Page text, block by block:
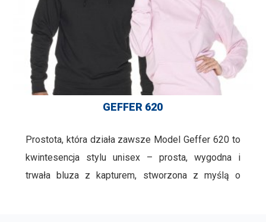
komfortowa w codziennym użytkowaniu. Wydłużony
tył oraz wewnętrzny system ściągaczy u …
GEFFER 620
Prostota, która działa zawsze Model Geffer 620 to
kwintesencja stylu unisex – prosta, wygodna i
trwała bluza z kapturem, stworzona z myślą o